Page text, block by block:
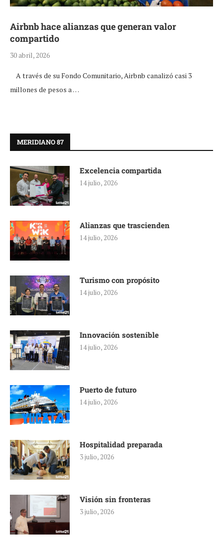
Airbnb hace alianzas que generan valor
compartido
30 abril, 2026
A través de su Fondo Comunitario, Airbnb canalizó casi 3
millones de pesos a …
MERIDIANO 87
Excelencia compartida
14 julio, 2026
Alianzas que trascienden
14 julio, 2026
Turismo con propósito
14 julio, 2026
Innovación sostenible
14 julio, 2026
Puerto de futuro
14 julio, 2026
Hospitalidad preparada
3 julio, 2026
Visión sin fronteras
3 julio, 2026